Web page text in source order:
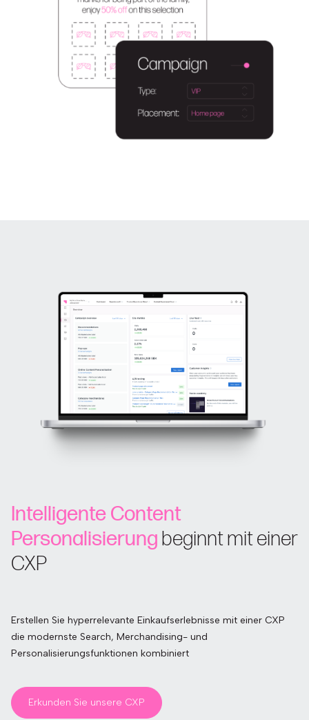
Intelligente Content
Personalisierungbeginnt mit einer
CXP
Erstellen Sie hyperrelevante Einkaufserlebnisse mit einer CXP
die modernste Search, Merchandising- und
Personalisierungsfunktionen kombiniert
Erkunden Sie unsere CXP